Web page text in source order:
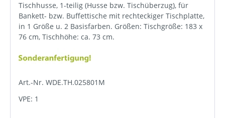
Tischhusse, 1-teilig (Husse bzw. Tischüberzug), für
Bankett- bzw. Buffettische mit rechteckiger Tischplatte,
in 1 Größe u. 2 Basisfarben. Größen: Tischgröße: 183 x
76 cm, Tischhöhe: ca. 73 cm.
Art.-Nr. WDE.TH.025801M
VPE: 1